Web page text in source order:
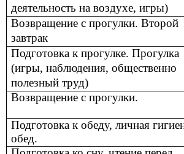
деятельность на воздухе, игры)
Возвращение с прогулки. Второй
завтрак
Подготовка к прогулке. Прогулка
(игры, наблюдения, общественно
полезный труд)
Возвращение с прогулки.
Подготовка к обеду, личная
обед.